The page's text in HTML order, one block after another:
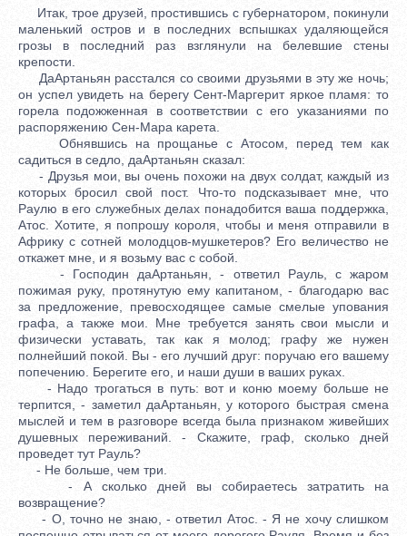
Итак, трое друзей, простившись с губернатором, покинули
маленький остров и в последних вспышках удаляющейся
грозы в последний раз взглянули на белевшие стены
крепости.
ДаАртаньян расстался со своими друзьями в эту же ночь;
он успел увидеть на берегу Сент-Маргерит яркое пламя: то
горела подожженная в соответствии с его указаниями по
распоряжению Сен-Мара карета.
Обнявшись на прощанье с Атосом, перед тем как
садиться в седло, даАртаньян сказал:
- Друзья мои, вы очень похожи на двух солдат, каждый из
которых бросил свой пост. Что-то подсказывает мне, что
Раулю в его служебных делах понадобится ваша поддержка,
Атос. Хотите, я попрошу короля, чтобы и меня отправили в
Африку с сотней молодцов-мушкетеров? Его величество не
откажет мне, и я возьму вас с собой.
- Господин даАртаньян, - ответил Рауль, с жаром
пожимая руку, протянутую ему капитаном, - благодарю вас
за предложение, превосходящее самые смелые упования
графа, а также мои. Мне требуется занять свои мысли и
физически уставать, так как я молод; графу же нужен
полнейший покой. Вы - его лучший друг: поручаю его вашему
попечению. Берегите его, и наши души в ваших руках.
- Надо трогаться в путь: вот и коню моему больше не
терпится, - заметил даАртаньян, у которого быстрая смена
мыслей и тем в разговоре всегда была признаком живейших
душевных переживаний. - Скажите, граф, сколько дней
проведет тут Рауль?
- Не больше, чем три.
- А сколько дней вы собираетесь затратить на
возвращение?
- О, точно не знаю, - ответил Атос. - Я не хочу слишком